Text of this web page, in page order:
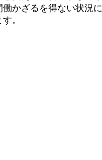
かざるを得ない状況に
。